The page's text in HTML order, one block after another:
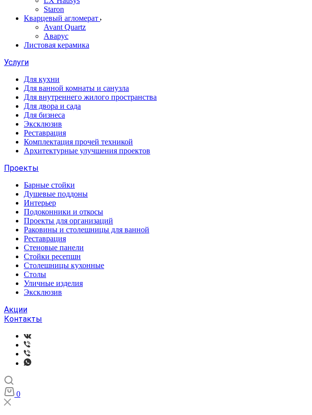
Staron
Кварцевый агломерат
Avant Quartz
Аварус
Листовая керамика
Услуги
Для кухни
Для ванной комнаты и санузла
Для внутреннего жилого пространства
Для двора и сада
Для бизнеса
Эксклюзив
Реставрация
Комплектация прочей техникой
Архитектурные улучшения проектов
Проекты
Барные стойки
Душевые поддоны
Интерьер
Подоконники и откосы
Проекты для организаций
Раковины и столешницы для ванной
Реставрация
Стеновые панели
Стойки ресепшн
Столешницы кухонные
Столы
Уличные изделия
Эксклюзив
Акции
Контакты
0